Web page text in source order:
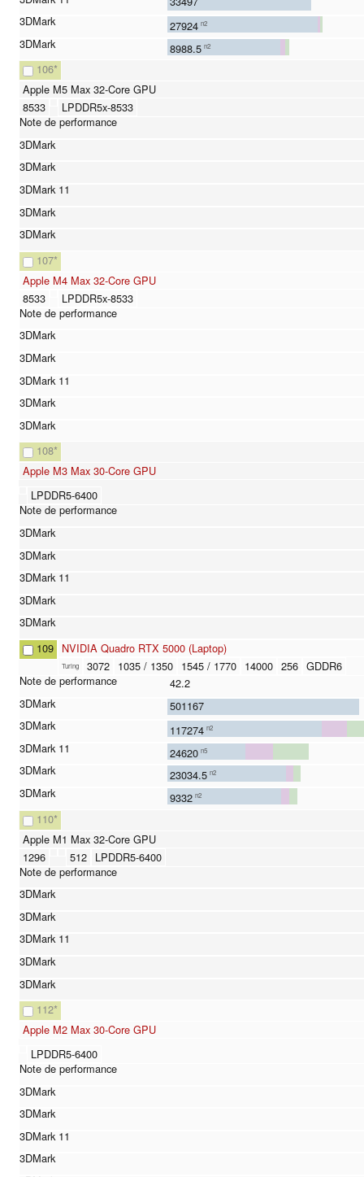
27924 n2
8988.5 n2
106*
Apple M5 Max 32-Core GPU
8533
LPDDR5x-8533
107*
Apple M4 Max 32-Core GPU
8533
LPDDR5x-8533
108*
Apple M3 Max 30-Core GPU
LPDDR5-6400
109 NVIDIA Quadro RTX 5000 (Laptop)
Turing 3072 1035 / 1350 1545 / 1770 14000 256 GDDR6
42.2
501167
117274 n2
24620 n5
23034.5 n2
9332 n2
110*
Apple M1 Max 32-Core GPU
1296
512 LPDDR5-6400
112*
Apple M2 Max 30-Core GPU
LPDDR5-6400